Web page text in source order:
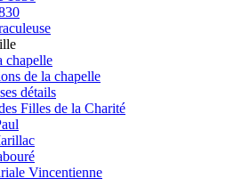
chapelle
de la chapelle
détails
Filles de la Charité
Vincentienne